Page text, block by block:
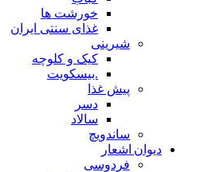
خورشت ها
غذای سنتی ایران
شیرینی
کیک و کلوچه
.بیسکویت
پیش غذا
دسر
سالاد
ساندویچ
دیوان اشعار
فردوسی